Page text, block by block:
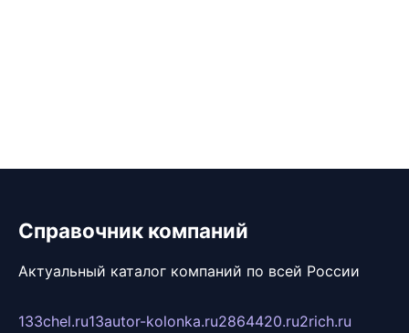
Справочник компаний
Актуальный каталог компаний по всей России
133chel.ru13autor-kolonka.ru2864420.ru2rich.ru